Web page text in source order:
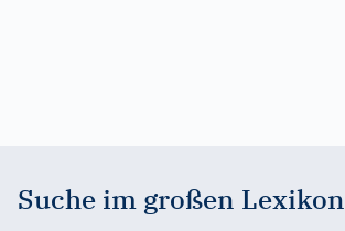
Suche im großen Lexikon